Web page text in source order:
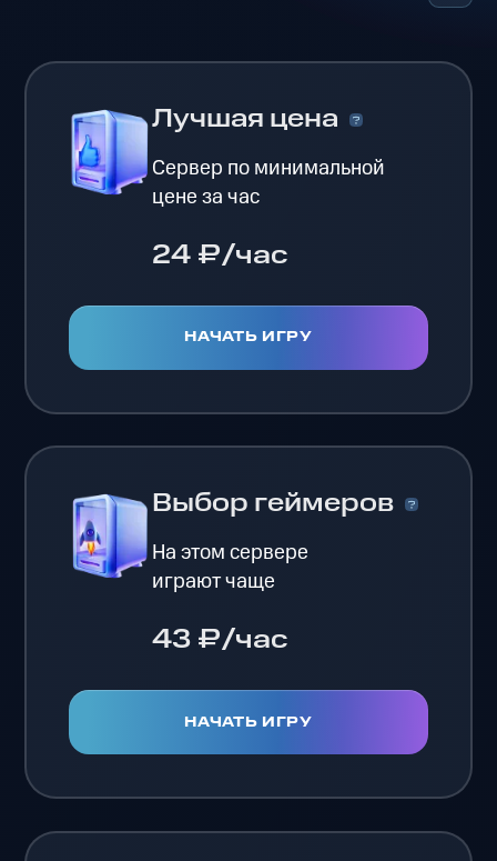
Лучшая цена
Сервер по минимальной
цене за час
24 ₽/час
НАЧАТЬ ИГРУ
Выбор геймеров
На этом сервере
играют чаще
43 ₽/час
НАЧАТЬ ИГРУ